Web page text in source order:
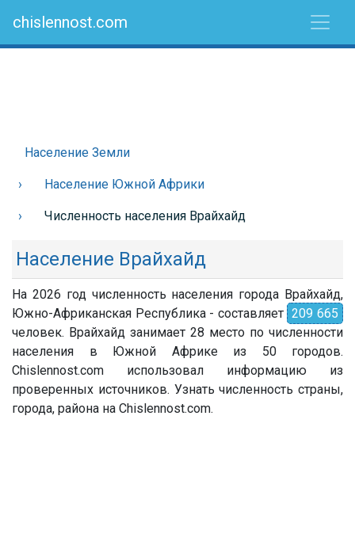
chislennost.com
Население Земли
Население Южной Африки
Численность населения Врайхайд
Население Врайхайд
На 2026 год численность населения города Врайхайд,
Южно-Африканская Республика - составляет 209 665
человек. Врайхайд занимает 28 место по численности
населения в Южной Африке из 50 городов.
Chislennost.com использовал информацию из
проверенных источников. Узнать численность страны,
города, района на Chislennost.com.